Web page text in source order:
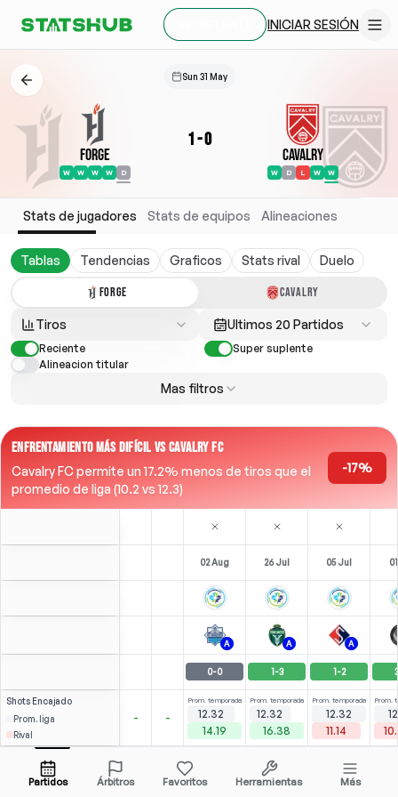
INICIAR SESIÓN
Sun 31 May
Forge
W W W W D
1-0
Cavalry
W D L W W
Stats de jugadores Stats de equipos Alineaciones
Tablas Tendencias Graficos Stats rival Duelo
FORGE CAVALRY
Tiros Ultimos 20 Partidos
Reciente
Super suplente
Alineacion titular
Mas filtros
ENFRENTAMIENTO MÁS DIFÍCIL VS CAVALRY FC
Cavalry FC permite un 17.2% menos de tiros que el
promedio de liga (10.2 vs 12.3)
-17%
02 Aug 26 Jul 05 Jul
A A A
0-0 1-3 1-2 3
Shots Encajado
Prom. liga
Rival
- -
Prom. temporada
12.32
14.19
Prom. temporada
12.32
16.38
Prom. temporada
12.32
11.14
Prom.
T. Borges Abrir menú 1.84
74' CAM
3
RCM-77'
1)
75'
Partidos Árbitros Favoritos Herramientas Más